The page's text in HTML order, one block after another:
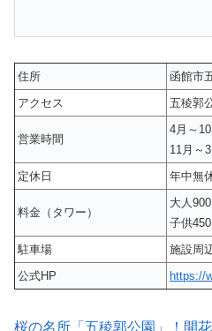
住所
函館市
アクセス
五稜郭
営業時間
4月～
11月～
定休日
年中無
料金（タワー）
大人
子供450
駐車場
施設周
公式HP
https://
桜の名所「五稜郭公園」！開